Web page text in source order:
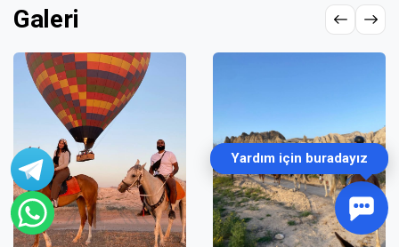
Galeri
👋 Merhaba, ben Cappadocia Flight
asistanıyım! Hangi turu arıyorsunuz?
Aklınızdakini yazın, en uygununu birlikte
bulalım.
Powered by Commoware